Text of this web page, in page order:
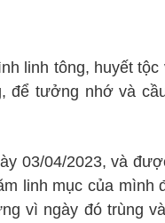
linh tông, huyết
để tưởng nhớ và
03/04/2023, và
linh mục của mình
vì ngày đó trùng